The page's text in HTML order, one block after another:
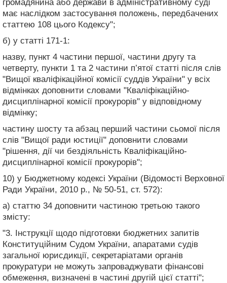
громадянина або держави в адміністративному суді
має наслідком застосування положень, передбачених
статтею 108 цього Кодексу";
б) у статті 171-1:
назву, пункт 4 частини першої, частини другу та
четверту, пункти 1 та 2 частини п’ятої статті після слів
"Вищої кваліфікаційної комісії суддів України" у всіх
відмінках доповнити словами "Кваліфікаційно-
дисциплінарної комісії прокурорів" у відповідному
відмінку;
частину шосту та абзац перший частини сьомої після
слів "Вищої ради юстиції" доповнити словами
"рішення, дії чи бездіяльність Кваліфікаційно-
дисциплінарної комісії прокурорів";
10) у Бюджетному кодексі України (Відомості Верховної
Ради України, 2010 р., № 50-51, ст. 572):
а) статтю 34 доповнити частиною третьою такого
змісту:
"3. Інструкції щодо підготовки бюджетних запитів
Конституційним Судом України, апаратами судів
загальної юрисдикції, секретаріатами органів
прокуратури не можуть запроваджувати фінансові
обмеження, визначені в частині другій цієї статті";